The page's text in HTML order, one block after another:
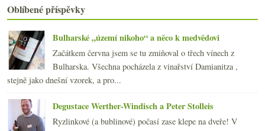
Třikrát Francie do deseti euro
Certifikovaná voda k vínu?!?
Disney víno a ryzlink z Lídlu
Výsledky ankety „Kupujete na doma sudovky / stáčen...
Dokonalé Pineau a výborné koňaky Beaulon
Šampaňské hasičák, Češi neznají vinné skleničky, d...
Národní park a malá i velká bílá z Dobré vinice
„To“ víno aneb legendární znovínský pinot
►února(20)
►ledna (21)
Oblíbené příspěvky
Bulharské „území nikoho“ a něco k medvědovi
Začátkem června jsem se tu zmiňoval o třech vínech z
Bulharska. Všechna pocházela z vinařství Damianitza ,
stejně jako dnešní vzorek, a pro...
Degustace Werther-Windisch a Peter Stolleis
Ryzlinkové (a bublinové) počasí zase klepe na dveře! V